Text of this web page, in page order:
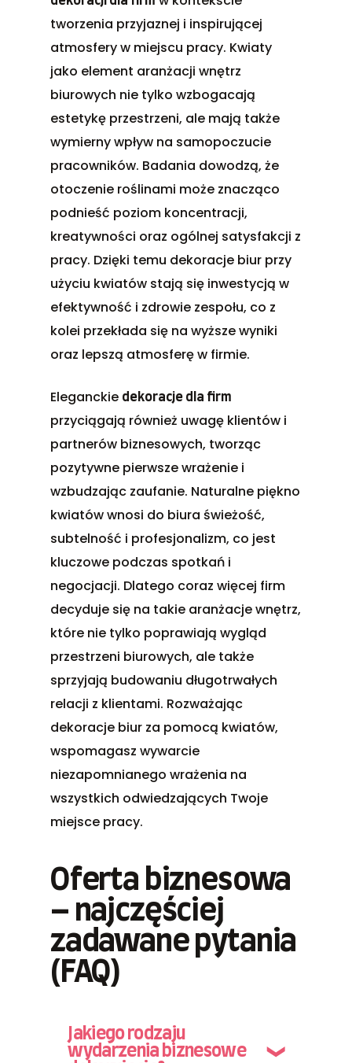
tworzenia przyjaznej i inspirującej
atmosfery w miejscu pracy. Kwiaty
jako element aranżacji wnętrz
biurowych nie tylko wzbogacają
estetykę przestrzeni, ale mają także
wymierny wpływ na samopoczucie
pracowników. Badania dowodzą, że
otoczenie roślinami może znacząco
podnieść poziom koncentracji,
kreatywności oraz ogólnej satysfakcji z
pracy. Dzięki temu dekoracje biur przy
użyciu kwiatów stają się inwestycją w
efektywność i zdrowie zespołu, co z
kolei przekłada się na wyższe wyniki
oraz lepszą atmosferę w firmie.
Eleganckie dekoracje dla firm
przyciągają również uwagę klientów i
partnerów biznesowych, tworząc
pozytywne pierwsze wrażenie i
wzbudzając zaufanie. Naturalne piękno
kwiatów wnosi do biura świeżość,
subtelność i profesjonalizm, co jest
kluczowe podczas spotkań i
negocjacji. Dlatego coraz więcej firm
decyduje się na takie aranżacje wnętrz,
które nie tylko poprawiają wygląd
przestrzeni biurowych, ale także
sprzyjają budowaniu długotrwałych
relacji z klientami. Rozważając
dekoracje biur za pomocą kwiatów,
wspomagasz wywarcie
niezapomnianego wrażenia na
wszystkich odwiedzających Twoje
miejsce pracy.
Oferta biznesowa
– najczęściej
zadawane pytania
(FAQ)
Jakiego rodzaju
wydarzenia biznesowe